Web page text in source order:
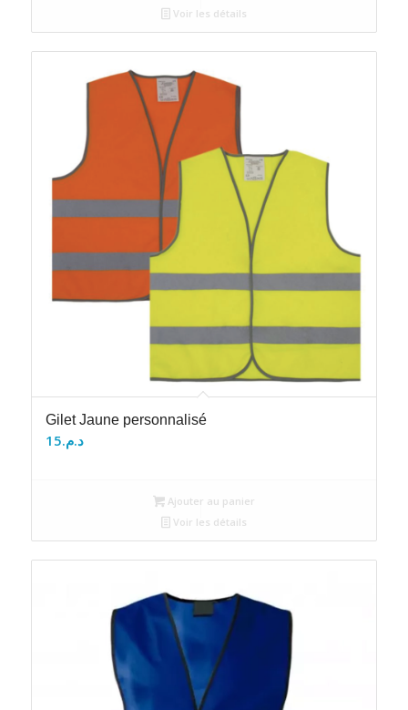
Voir les détails
Gilet Jaune personnalisé
د.م.15
Ajouter au panier
Voir les détails